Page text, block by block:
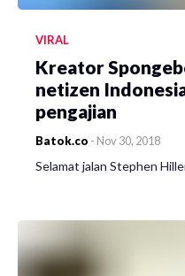
VIRAL
Kreator
netizen
pengajian
Batok.co - Nov 30, 2018
Selamat jalan Stephen